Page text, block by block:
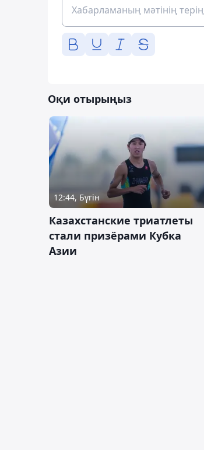
Оқи отырыңыз
12:44, Бүгін
Казахстанские триатлеты
стали призёрами Кубка
Азии